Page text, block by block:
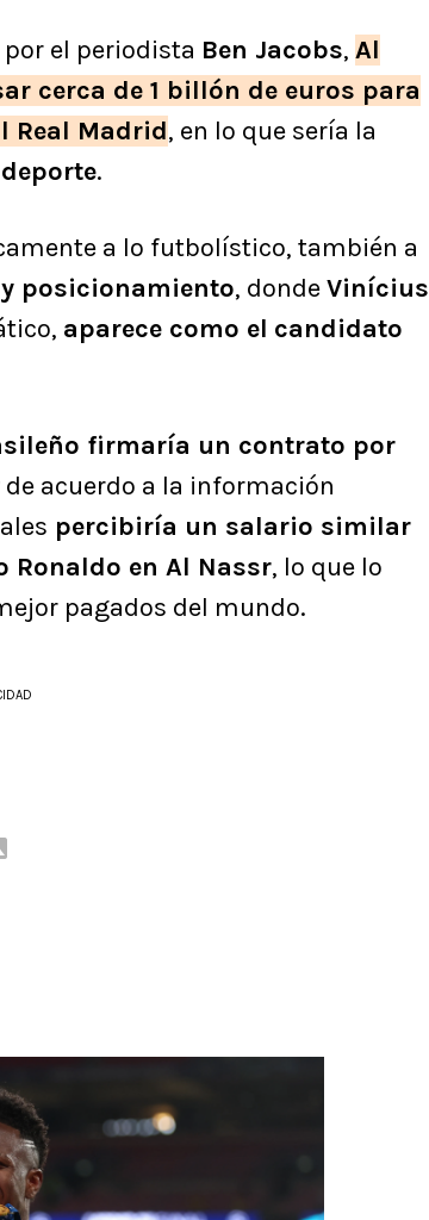
el periodista Ben Jacobs, Al
cerca de 1 billón de euros para
Real Madrid, en lo que sería la
.
a lo futbolístico, también a
y posicionamiento, dondeVinícius
aparece como el candidato
firmaría un contrato por
de acuerdo a la información
percibiría un salario similar
Ronaldo en Al Nassr, lo que lo
pagados del mundo.